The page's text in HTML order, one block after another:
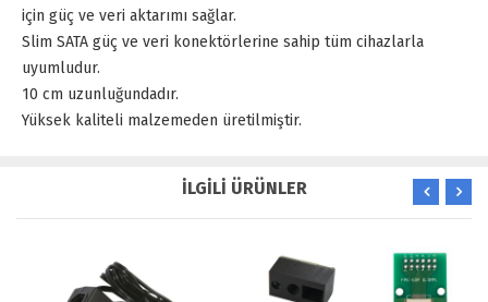
için güç ve veri aktarımı sağlar.
Slim SATA güç ve veri konektörlerine sahip tüm cihazlarla
uyumludur.
10 cm uzunluğundadır.
Yüksek kaliteli malzemeden üretilmiştir.
İLGİLİ ÜRÜNLER